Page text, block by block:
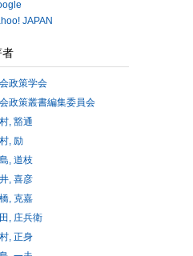
JAPAN
者
政策学会
政策叢書編集委員会
, 豁通
, 励
, 道枝
, 喜彦
, 克嘉
, 庄兵衛
, 正身